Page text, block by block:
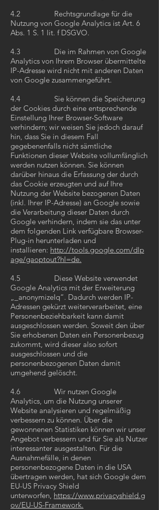
4.2 Rechtsgrundlage für die
Nutzung von Google Analytics ist Art. 6
Abs. 1 S. 1 lit. f DSGVO.
4.3 Die im Rahmen von Google
Analytics von Ihrem Browser übermittelte
IP-Adresse wird nicht mit anderen Daten
von Google zusammengeführt.
4.4 Sie können die Speicherung
der Cookies durch eine entsprechende
Einstellung Ihrer Browser-Software
verhindern; wir weisen Sie jedoch darauf
hin, dass Sie in diesem Fall
gegebenenfalls nicht sämtliche
Funktionen dieser Website vollumfänglich
werden nutzen können. Sie können
darüber hinaus die Erfassung der durch
das Cookie erzeugten und auf Ihre
Nutzung der Website bezogenen Daten
(inkl. Ihrer IP-Adresse) an Google sowie
die Verarbeitung dieser Daten durch
Google verhindern, indem sie das unter
dem folgenden Link verfügbare Browser-
Plug-in herunterladen und
installieren: http://tools.google.com/dlp
age/gaoptout?hl=de.
4.5 Diese Website verwendet
Google Analytics mit der Erweiterung
„_anonymizeIq“. Dadurch werden IP-
Adressen gekürzt weiterverarbeitet, eine
Personenbeziehbarkeit kann damit
ausgeschlossen werden. Soweit den über
Sie erhobenen Daten ein Personenbezug
zukommt, wird dieser also sofort
ausgeschlossen und die
personenbezogenen Daten damit
umgehend gelöscht.
4.6 Wir nutzen Google
Analytics, um die Nutzung unserer
Website analysieren und regelmäßig
verbessern zu können. Über die
gewonnenen Statistiken können wir unser
Angebot verbessern und für Sie als Nutzer
interessanter ausgestalten. Für die
Ausnahmefälle, in denen
personenbezogene Daten in die USA
übertragen werden, hat sich Google dem
EU-US Privacy Shield
unterworfen, https://www.privacyshield.g
ov/EU-US-Framework.